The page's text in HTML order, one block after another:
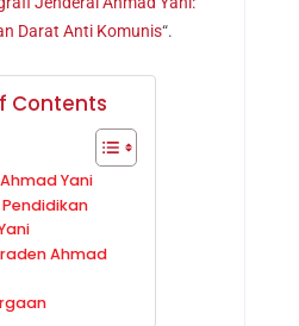
Darat Anti Komunis“.
Contents
Yani
Ahmad